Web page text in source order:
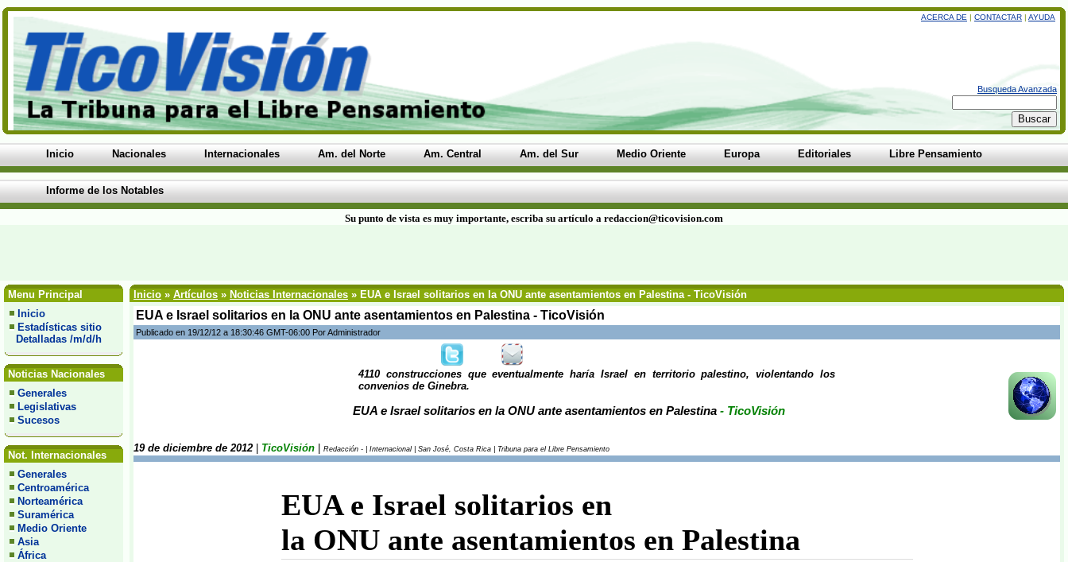
ACERCA DE | CONTACTAR | AYUDA
Busqueda Avanzada
Inicio Nacionales Internacionales Am. del Norte Am. Central Am. del Sur Medio Oriente Europa Editoriales Libre Pensamiento
Informe de los Notables
Su punto de vista es muy importante, escriba su artículo a redaccion@ticovision.com
Menu Principal
Inicio
Estadísticas sitio
Detalladas /m/d/h
Noticias Nacionales
Generales
Legislativas
Sucesos
Not. Internacionales
Generales
Centroamérica
Norteamérica
Suramérica
Medio Oriente
Asia
África
Inicio » Artículos » Noticias Internacionales » EUA e Israel solitarios en la ONU ante asentamientos en Palestina - TicoVisión
EUA e Israel solitarios en la ONU ante asentamientos en Palestina - TicoVisión
Publicado en 19/12/12 a 18:30:46 GMT-06:00 Por Administrador
4110 construcciones que eventualmente haría Israel en territorio palestino, violentando los
convenios de Ginebra.
EUA e Israel solitarios en la ONU ante asentamientos en Palestina - TicoVisión
19 de diciembre de 2012 TicoVisión Redacción - | Internacional | San José, Costa Rica | Tribuna para el Libre Pensamiento
EUA e Israel solitarios en
la ONU ante asentamientos en Palestina